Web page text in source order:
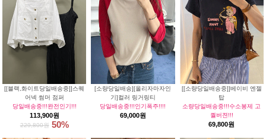
[[블랙,화이트당일배송중]]스퀘
어넥 썸머 점퍼
당일배송중!!!완전인기!!!
113,900원
229,800원 50%
[소량당일배송][올리자마자인
기]컬러 링거링티
당일배송중!!!인기폭주!!!!
69,000원
[[소량당일배송중]]베이비 엔젤
탑
소량당일배송중!!!수소봉제 고
퀄버젼!!!
69,800원